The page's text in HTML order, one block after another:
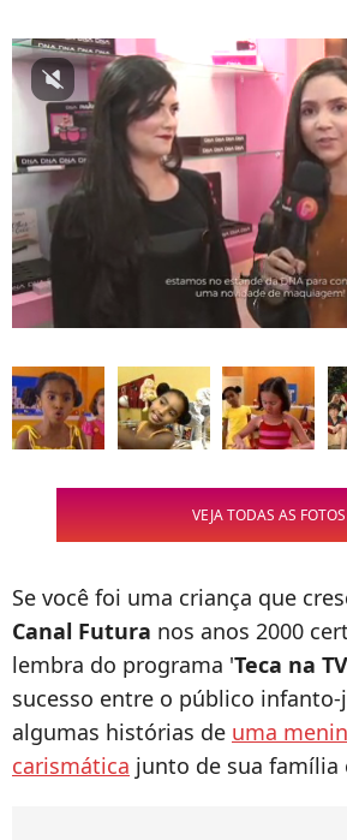
VEJA TODAS AS FOTOS
Se você foi uma criança que
Canal Futura nos anos 2000
lembra do programa 'Teca na TV
sucesso entre o público
algumas histórias de uma
carismática junto de sua família